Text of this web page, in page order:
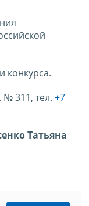
конкурса.
№ 311, тел. +7
Татьяна